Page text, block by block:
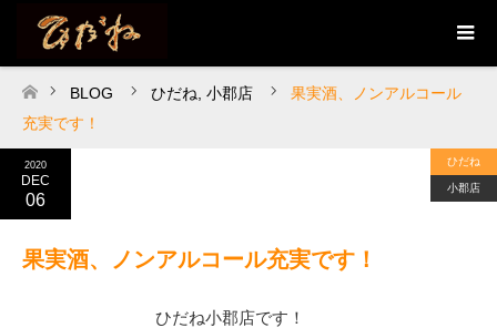
ホーム
BLOG ひだね 小郡店
果実酒、ノンアルコール
充実です！
2020
DEC
06
ひだね
小郡店
果実酒、ノンアルコール充実です！
ひだね小郡店です！